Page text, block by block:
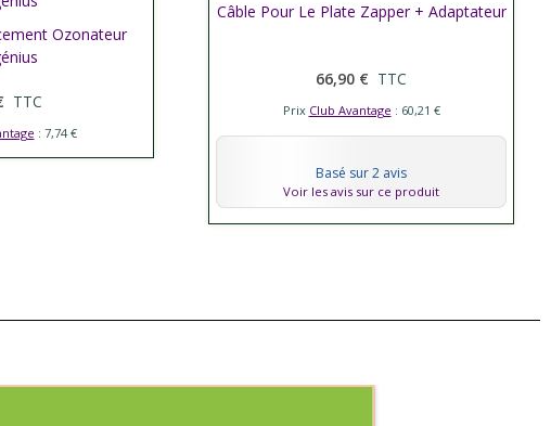
Ozonateur
TTC
: 7,74 €
Afficher plus
Câble Pour Le Plate Zapper + Adaptateur
66,90 € TTC
Prix Club Avantage : 60,21 €
Basé sur 2 avis
Voir les avis sur ce produit